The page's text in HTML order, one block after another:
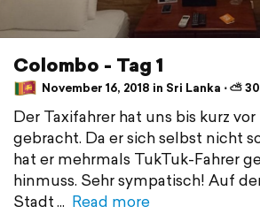
Colombo - Tag 1
November 16, 2018 in Sri Lanka ⋅ ⛅
Der Taxifahrer hat uns bis kurz
gebracht. Da er sich selbst nicht
hat er mehrmals TukTuk-Fahrer
hinmuss. Sehr sympatisch! Auf
Stadt
Read more